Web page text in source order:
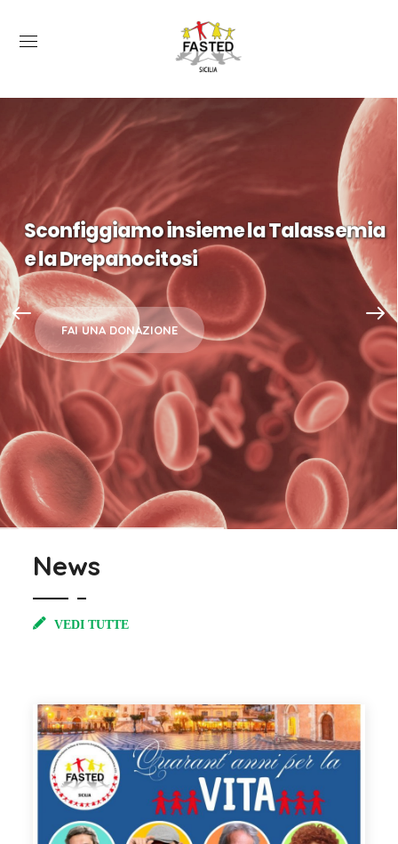
Sconfiggiamo insieme la Talassemia
e la Drepanocitosi
FAI UNA DONAZIONE
News
VEDI TUTTE